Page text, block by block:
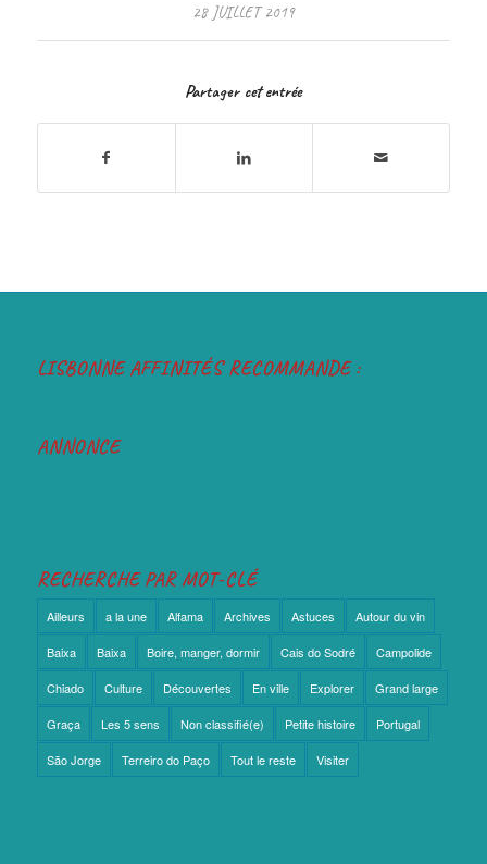
28 JUILLET 2019
Partager cet entrée
LISBONNE AFFINITÉS RECOMMANDE :
ANNONCE
RECHERCHE PAR MOT-CLÉ
Ailleurs a la une Alfama Archives Astuces Autour du vin
Baixa Baixa Boire, manger, dormir Cais do Sodré Campolide
Chiado Culture Découvertes En ville Explorer Grand large
Graça Les 5 sens Non classifié(e) Petite histoire Portugal
São Jorge Terreiro do Paço Tout le reste Visiter